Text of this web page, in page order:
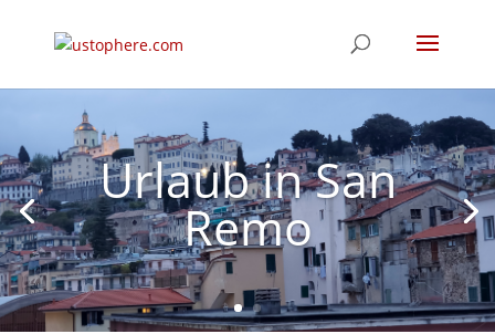
Urlaub in San
Remo